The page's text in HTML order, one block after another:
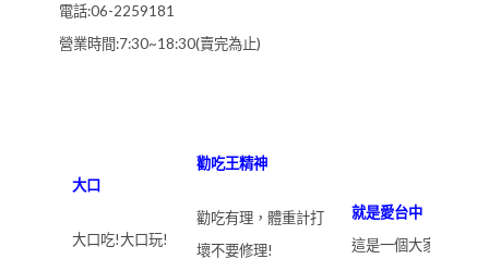
電話:06-2259181
營業時間:7:30~18:30(賣完為止)
大口
大口吃!大口玩!
勸吃王精神
勸吃有理，體重計打
壞不要修理!
就是愛台中
這是一個大家能夠一